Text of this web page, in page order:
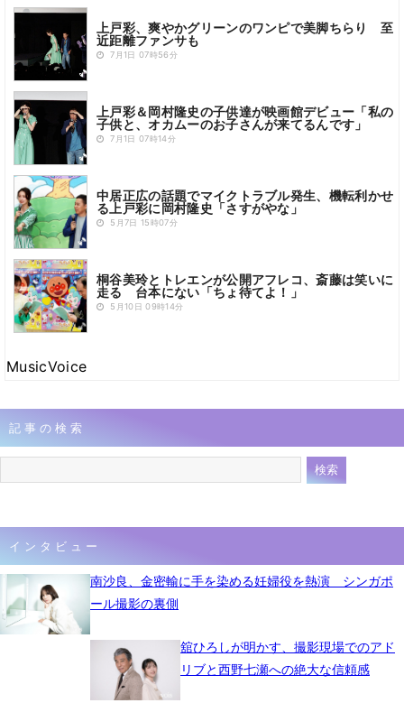
上戸彩、爽やかグリーンのワンピで美脚ちらり 至
近距離ファンサも
7月1日 07時56分
上戸彩＆岡村隆史の子供達が映画館デビュー「私の
子供と、オカムーのお子さんが来てるんです」
7月1日 07時14分
中居正広の話題でマイクトラブル発生、機転利かせ
る上戸彩に岡村隆史「さすがやな」
5月7日 15時07分
桐谷美玲とトレエンが公開アフレコ、斎藤は笑いに
走る 台本にない「ちょ待てよ！」
5月10日 09時14分
MusicVoice
記事の検索
インタビュー
南沙良、金密輸に手を染める妊婦役を熱演 シンガポ
ール撮影の裏側
舘ひろしが明かす、撮影現場でのアド
リブと西野七瀬への絶大な信頼感